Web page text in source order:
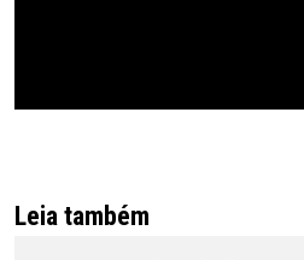
Leia também